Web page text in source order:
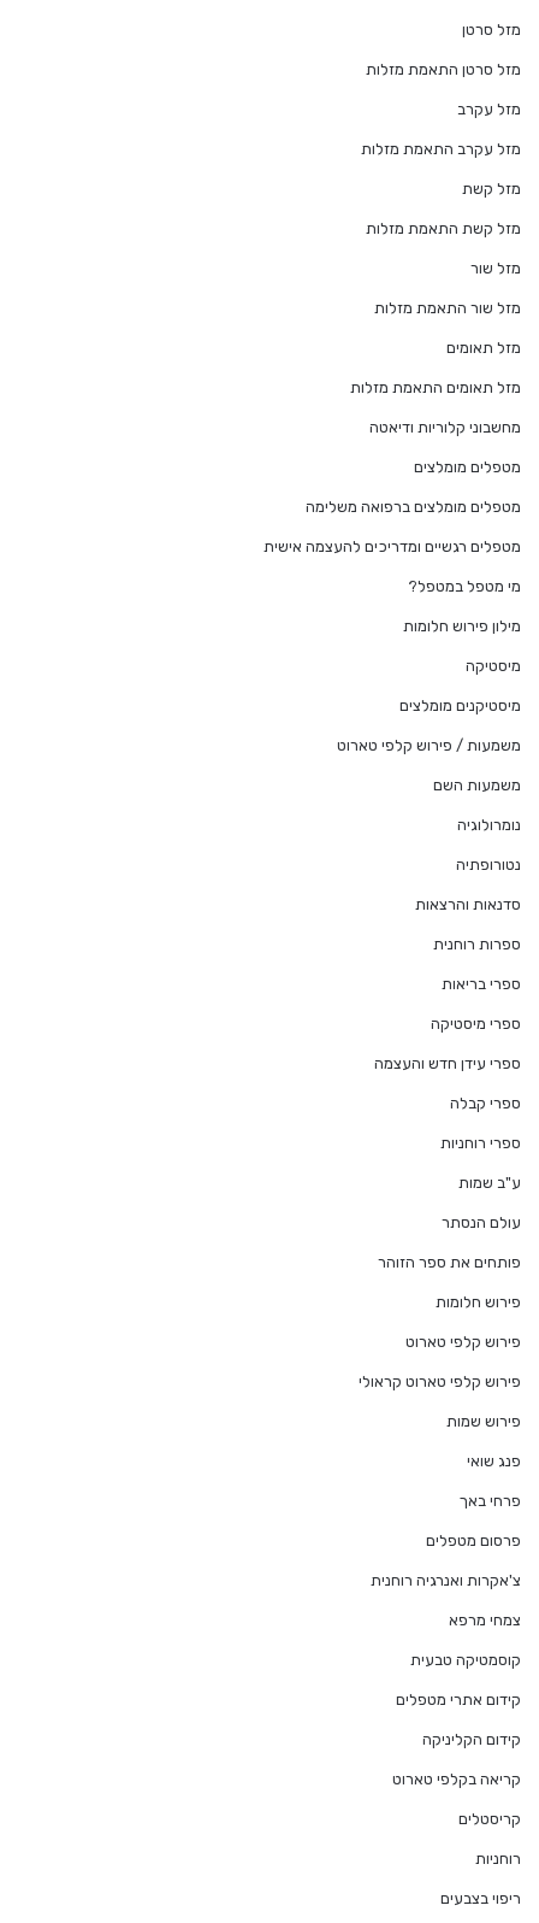
מזל סרטן
מזל סרטן התאמת מזלות
מזל עקרב
מזל עקרב התאמת מזלות
מזל קשת
מזל קשת התאמת מזלות
מזל שור
מזל שור התאמת מזלות
מזל תאומים
מזל תאומים התאמת מזלות
מחשבוני קלוריות ודיאטה
מטפלים מומלצים
מטפלים מומלצים ברפואה משלימה
מטפלים רגשיים ומדריכים להעצמה אישית
מי מטפל במטפל?
מילון פירוש חלומות
מיסטיקה
מיסטיקנים מומלצים
משמעות / פירוש קלפי טארוט
משמעות השם
נומרולוגיה
נטורופתיה
סדנאות והרצאות
ספרות רוחנית
ספרי בריאות
ספרי מיסטיקה
ספרי עידן חדש והעצמה
ספרי קבלה
ספרי רוחניות
ע"ב שמות
עולם הנסתר
פותחים את ספר הזוהר
פירוש חלומות
פירוש קלפי טארוט
פירוש קלפי טארוט קראולי
פירוש שמות
פנג שואי
פרחי באך
פרסום מטפלים
צ'אקרות ואנרגיה רוחנית
צמחי מרפא
קוסמטיקה טבעית
קידום אתרי מטפלים
קידום הקליניקה
קריאה בקלפי טארוט
קריסטלים
רוחניות
ריפוי בצבעים